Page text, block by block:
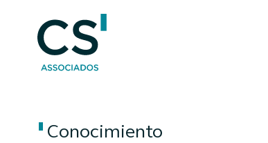
Conocimiento